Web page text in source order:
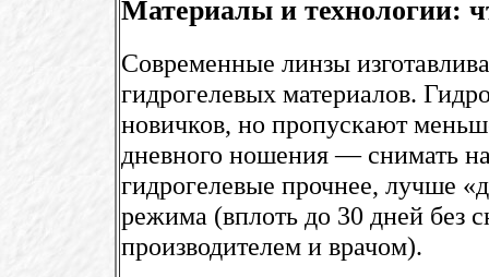
Материалы и технологии:
Современные линзы
гидрогелевых материалов.
новичков, но пропускают
дневного ношения — снимать
гидрогелевые прочнее, лучше
режима (вплоть до 30 дней без
производителем и врачом).